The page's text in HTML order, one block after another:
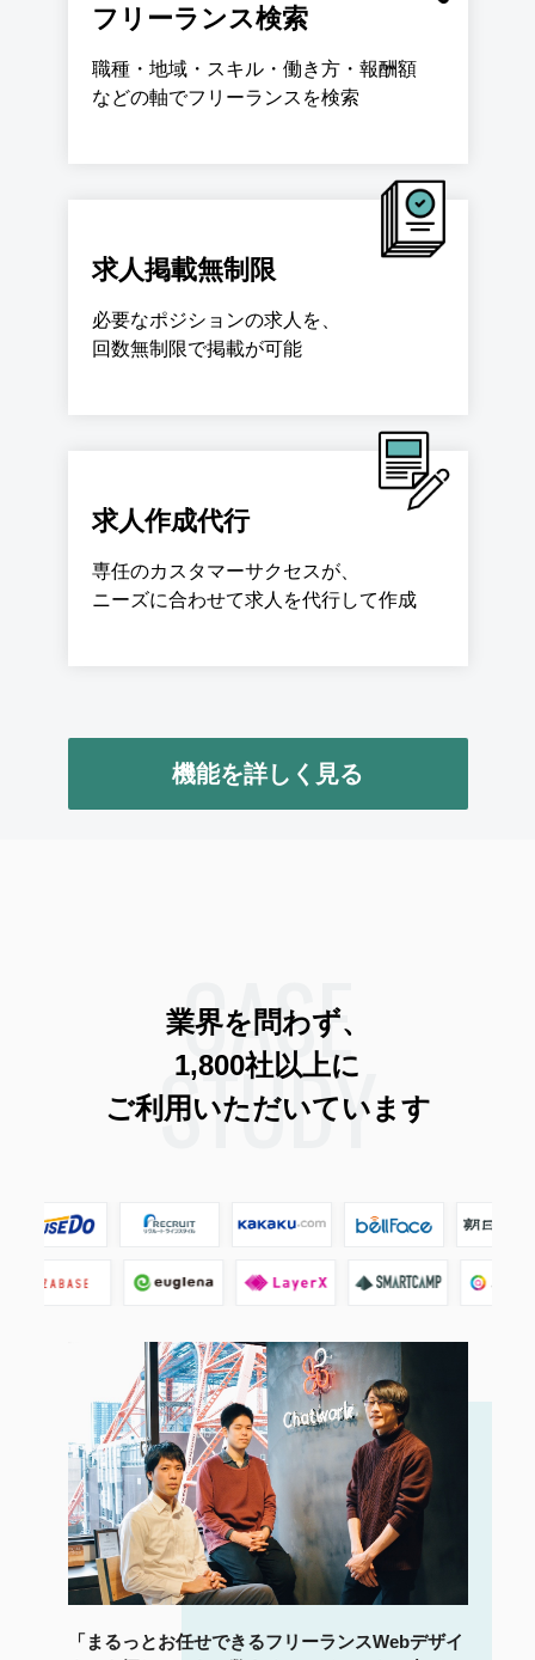
フリーランス検索
職種・地域・スキル・働き方・報酬額
などの軸でフリーランスを検索
求人掲載無制限
必要なポジションの求人を、
回数無制限で掲載が可能
求人作成代行
専任のカスタマーサクセスが、
ニーズに合わせて求人を代行して作成
機能を詳しく見る
CASE
STUDY
業界を問わず、
1,800社以上に
ご利用いただいています
「まるっとお任せできるフリーランスWebデザイ